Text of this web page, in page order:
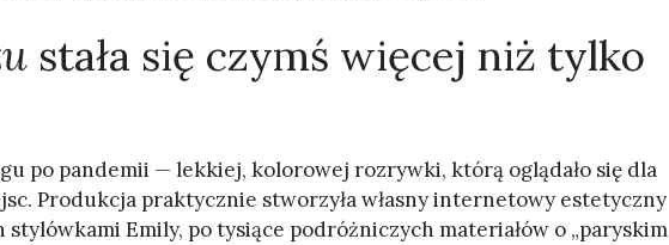
stała się czymś więcej niż tylko
po pandemii — lekkiej, kolorowej rozrywki, którą oglądało się dla
Produkcja praktycznie stworzyła własny internetowy estetyczny
Emily, po tysiące podróżniczych materiałów o „paryskim